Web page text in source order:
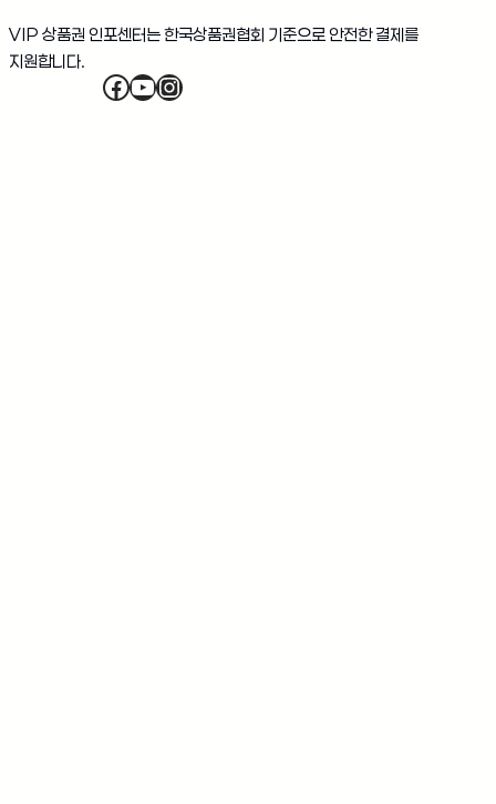
VIP 상품권 인포센터는 한국상품권협회 기준으로 안전한 결제를
지원합니다.
Facebook
YouTube
Instagram